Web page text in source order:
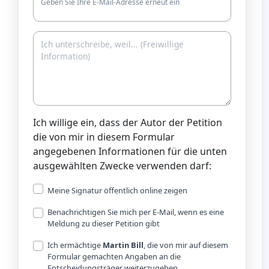
Ich willige ein, dass der Autor der Petition
die von mir in diesem Formular
angegebenen Informationen für die unten
ausgewählten Zwecke verwenden darf:
Meine Signatur öffentlich online zeigen
Benachrichtigen Sie mich per E-Mail, wenn es eine
Meldung zu dieser Petition gibt
Ich ermächtige Martin Bill, die von mir auf diesem
Formular gemachten Angaben an die